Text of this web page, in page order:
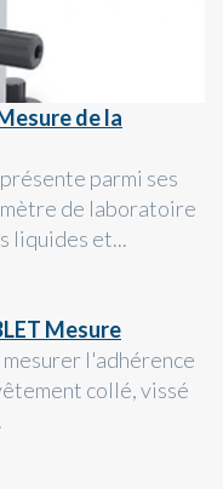
de la
parmi ses
de laboratoire
liquides et...
Mesure
l'adhérence
collé, vissé